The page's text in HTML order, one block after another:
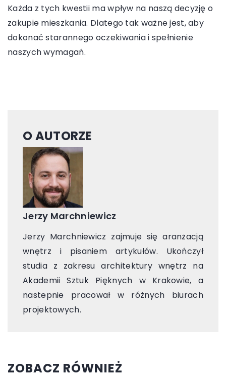
Każda z tych kwestii ma wpływ na naszą decyzję o
zakupie mieszkania. Dlatego tak ważne jest, aby
dokonać starannego oczekiwania i spełnienie
naszych wymagań.
O AUTORZE
Jerzy Marchniewicz
Jerzy Marchniewicz zajmuje się aranżacją
wnętrz i pisaniem artykułów. Ukończył
studia z zakresu architektury wnętrz na
Akademii Sztuk Pięknych w Krakowie, a
nastepnie pracował w różnych biurach
projektowych.
ZOBACZ RÓWNIEŻ